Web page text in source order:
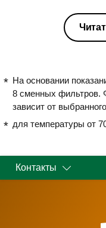
воды между 90 и 98
регулируя
всегда
чистки ,компактная
всем рекомендую.
На основании
8 сменных фильтров.
зависит от
для температуры от
Контакты